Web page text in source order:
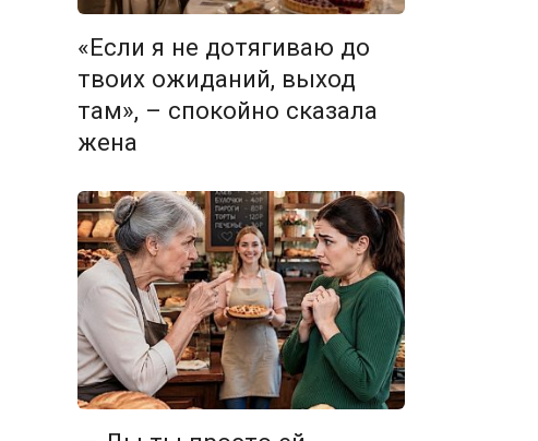
«Если я не дотягиваю до
твоих ожиданий, выход
там», – спокойно сказала
жена